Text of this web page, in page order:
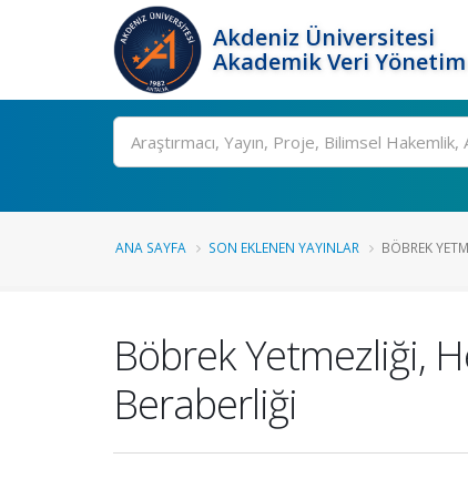
Akdeniz Üniversitesi
Akademik Veri
Ara
ANA SAYFA SON EKLENEN YAYINLAR BÖBREK
Böbrek Yetmezliği,
Beraberliği